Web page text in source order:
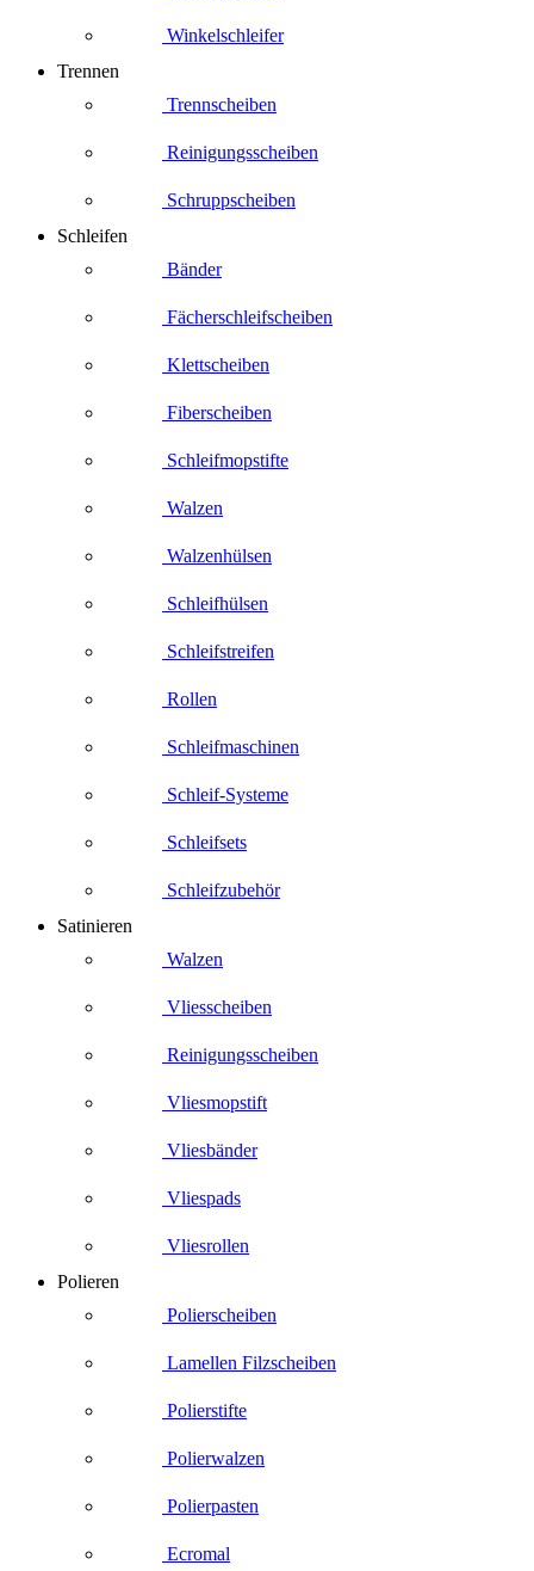
Winkelschleifer
Trennen
Trennscheiben
Reinigungsscheiben
Schruppscheiben
Schleifen
Bänder
Fächerschleifscheiben
Klettscheiben
Fiberscheiben
Schleifmopstifte
Walzen
Walzenhülsen
Schleifhülsen
Schleifstreifen
Rollen
Schleifmaschinen
Schleif-Systeme
Schleifsets
Schleifzubehör
Satinieren
Walzen
Vliesscheiben
Reinigungsscheiben
Vliesmopstift
Vliesbänder
Vliespads
Vliesrollen
Polieren
Polierscheiben
Lamellen Filzscheiben
Polierstifte
Polierwalzen
Polierpasten
Ecromal